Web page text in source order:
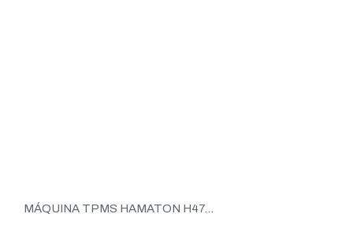
MÁQUINA TPMS HAMATON H47...